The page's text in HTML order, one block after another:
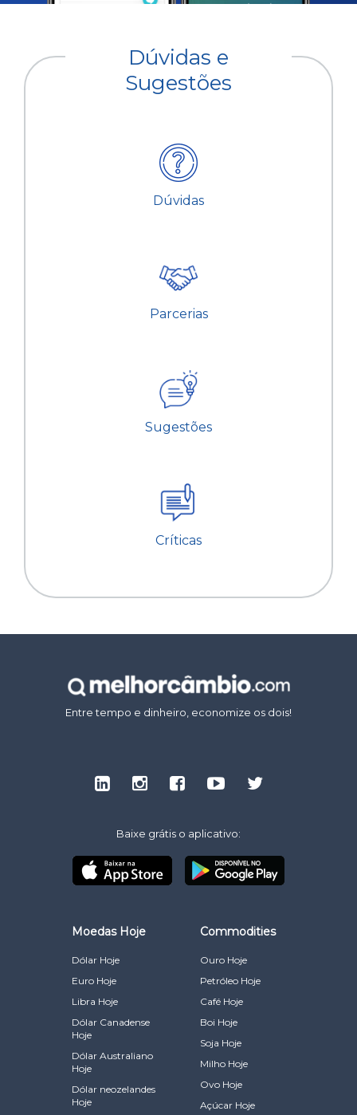
Dúvidas e
Sugestões
Dúvidas
Parcerias
Sugestões
Críticas
Entre tempo e dinheiro, economize os dois!
Baixe grátis o aplicativo:
Moedas Hoje
Dólar Hoje
Euro Hoje
Libra Hoje
Dólar Canadense
Hoje
Dólar Australiano
Hoje
Dólar neozelandes
Hoje
Commodities
Ouro Hoje
Petróleo Hoje
Café Hoje
Boi Hoje
Soja Hoje
Milho Hoje
Ovo Hoje
Açúcar Hoje